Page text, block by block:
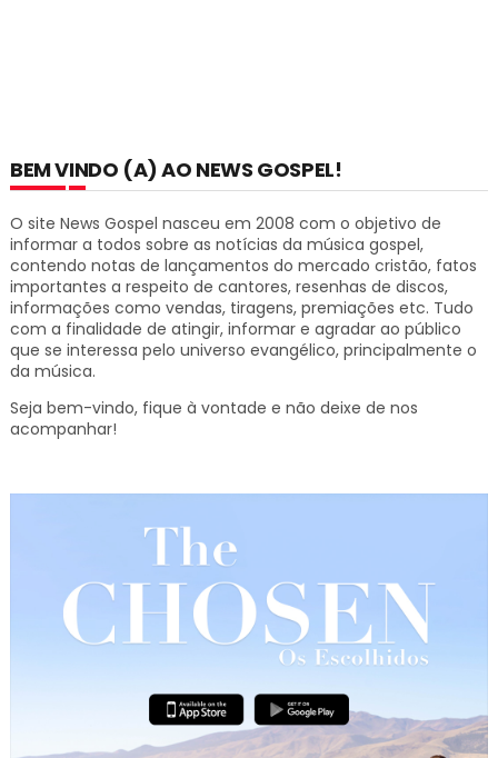
BEM VINDO (A) AO NEWS GOSPEL!
O site News Gospel nasceu em 2008 com o objetivo de
informar a todos sobre as notícias da música gospel,
contendo notas de lançamentos do mercado cristão, fatos
importantes a respeito de cantores, resenhas de discos,
informações como vendas, tiragens, premiações etc. Tudo
com a finalidade de atingir, informar e agradar ao público
que se interessa pelo universo evangélico, principalmente o
da música.
Seja bem-vindo, fique à vontade e não deixe de nos
acompanhar!